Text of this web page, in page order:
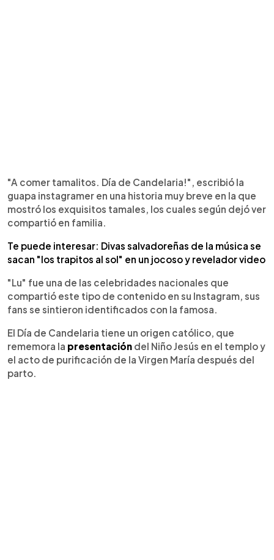
"A comer tamalitos. Día de Candelaria!", escribió la
guapa instagramer en una historia muy breve en la que
mostró los exquisitos tamales, los cuales según dejó ver
compartió en familia.
Te puede interesar: Divas salvadoreñas de la música se
sacan "los trapitos al sol" en un jocoso y revelador video
"Lu" fue una de las celebridades nacionales que
compartió este tipo de contenido en su Instagram, sus
fans se sintieron identificados con la famosa.
El Día de Candelaria tiene un origen católico, que
rememora la presentación del Niño Jesús en el templo y
el acto de purificación de la Virgen María después del
parto.